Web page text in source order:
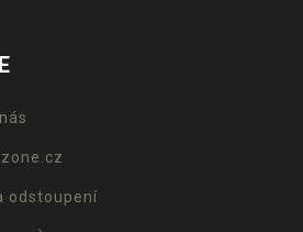
odstoupení